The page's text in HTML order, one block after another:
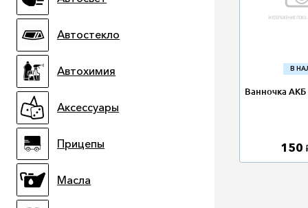
Автостекло
Автохимия
Аксессуары
Прицепы
Масла
В
Ванночка АКБ
150